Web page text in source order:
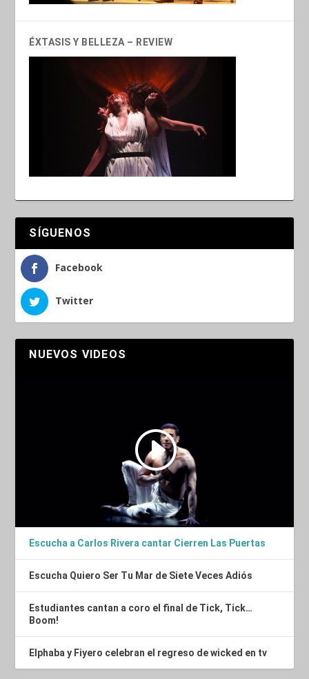
ÉXTASIS Y BELLEZA – REVIEW
SÍGUENOS
Facebook
Twitter
NUEVOS VIDEOS
Escucha a Carlos Rivera cantar Cierren Las Puertas
Escucha Quiero Ser Tu Mar de Siete Veces Adiós
Estudiantes cantan a coro el final de Tick, Tick…
Boom!
Elphaba y Fiyero celebran el regreso de wicked en tv